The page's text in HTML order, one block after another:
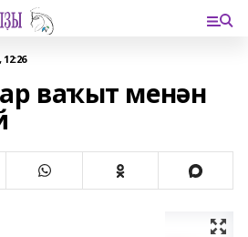
ваҡыт менән